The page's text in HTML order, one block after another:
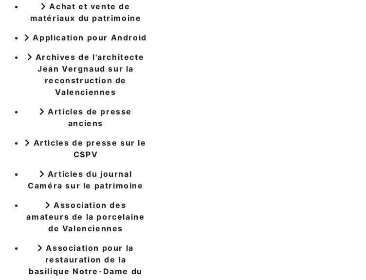
Achat et vente de
matériaux du patrimoine
Application pour Android
Archives de l'architecte
Jean Vergnaud sur la
reconstruction de
Valenciennes
Articles de presse
anciens
Articles de presse sur le
CSPV
Articles du journal
Caméra sur le patrimoine
Association des
amateurs de la porcelaine
de Valenciennes
Association pour la
restauration de la
basilique Notre-Dame du